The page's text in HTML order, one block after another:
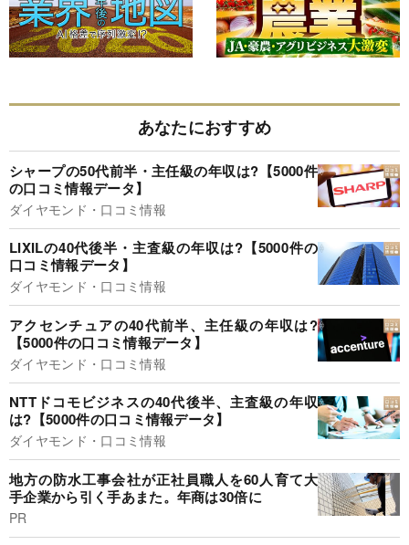
あなたにおすすめ
シャープの50代前半・主任級の年収は?【5000件
の口コミ情報データ】
ダイヤモンド・口コミ情報
LIXILの40代後半・主査級の年収は?【5000件の
口コミ情報データ】
ダイヤモンド・口コミ情報
アクセンチュアの40代前半、主任級の年収は?
【5000件の口コミ情報データ】
ダイヤモンド・口コミ情報
NTTドコモビジネスの40代後半、主査級の年収
は?【5000件の口コミ情報データ】
ダイヤモンド・口コミ情報
地方の防水工事会社が正社員職人を60人育て大
手企業から引く手あまた。年商は30倍に
PR